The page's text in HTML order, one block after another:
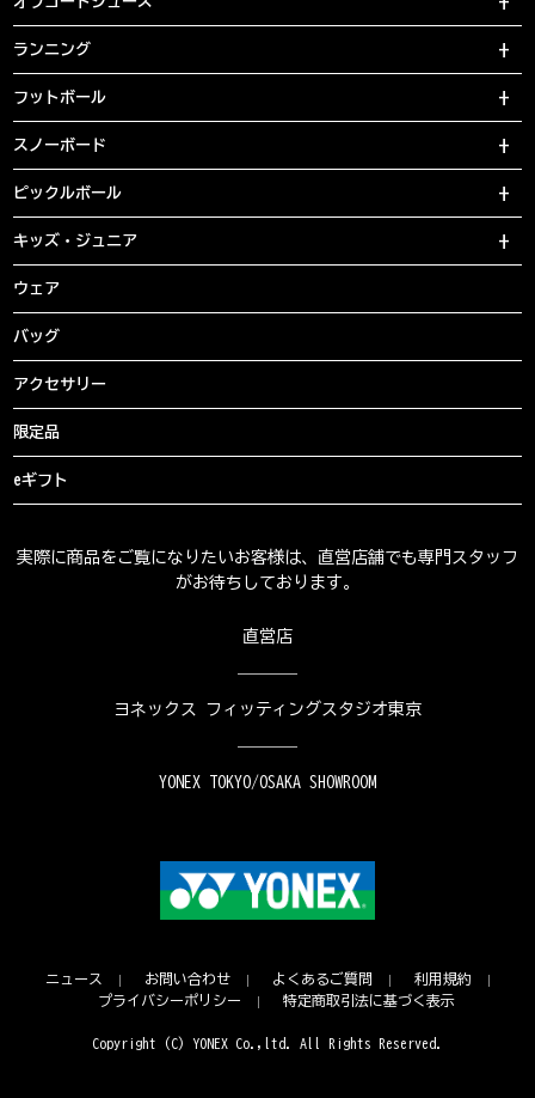
ランニング
フットボール
スノーボード
ピックルボール
キッズ・ジュニア
ウェア
バッグ
アクセサリー
限定品
eギフト
実際に商品をご覧になりたいお客様は、直営店舗でも専門スタッフ
がお待ちしております。
直営店
ヨネックス フィッティングスタジオ東京
YONEX TOKYO/OSAKA SHOWROOM
ニュース お問い合わせ よくあるご質問
利用規約
プライバシーポリシー
特定商取引法に基づく表示
Copyright (C) YONEX Co.,ltd. All Rights Reserved.